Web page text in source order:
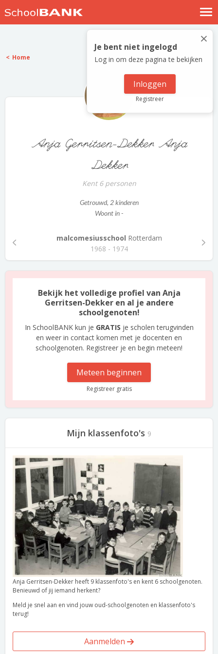
Nostalgische verhalen
Log in
Meld je gratis aan
×
Je bent niet ingelogd
Log in om deze pagina te bekijken
Inloggen
Registreer
Home
Anja Gerritsen-Dekker Anja
Dekker
Kent 6 personen
Getrouwd, 2 kinderen
Woont in -
malcomesiusschool Rotterdam
1968 - 1974
Bekijk het volledige profiel van Anja
Gerritsen-Dekker en al je andere
schoolgenoten!
In SchoolBANK kun je GRATIS je scholen terugvinden
en weer in contact komen met je docenten en
schoolgenoten. Registreer je en begin meteen!
Meteen beginnen
Registreer gratis
Mijn klassenfoto's 9
Anja Gerritsen-Dekker heeft 9 klassenfoto's en kent 6 schoolgenoten.
Benieuwd of jij iemand herkent?
Meld je snel aan en vind jouw oud-schoolgenoten en klassenfoto's
terug!
Aanmelden